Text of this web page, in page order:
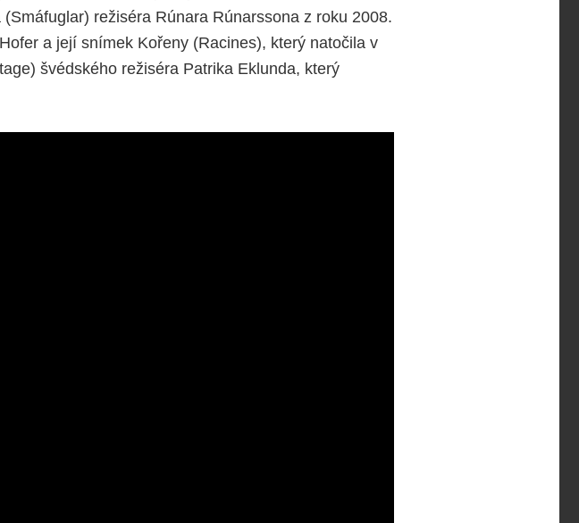
režiséra Rúnara Rúnarssona z roku 2008.
a její snímek Kořeny (Racines), který natočila v
švédského režiséra Patrika Eklunda, který